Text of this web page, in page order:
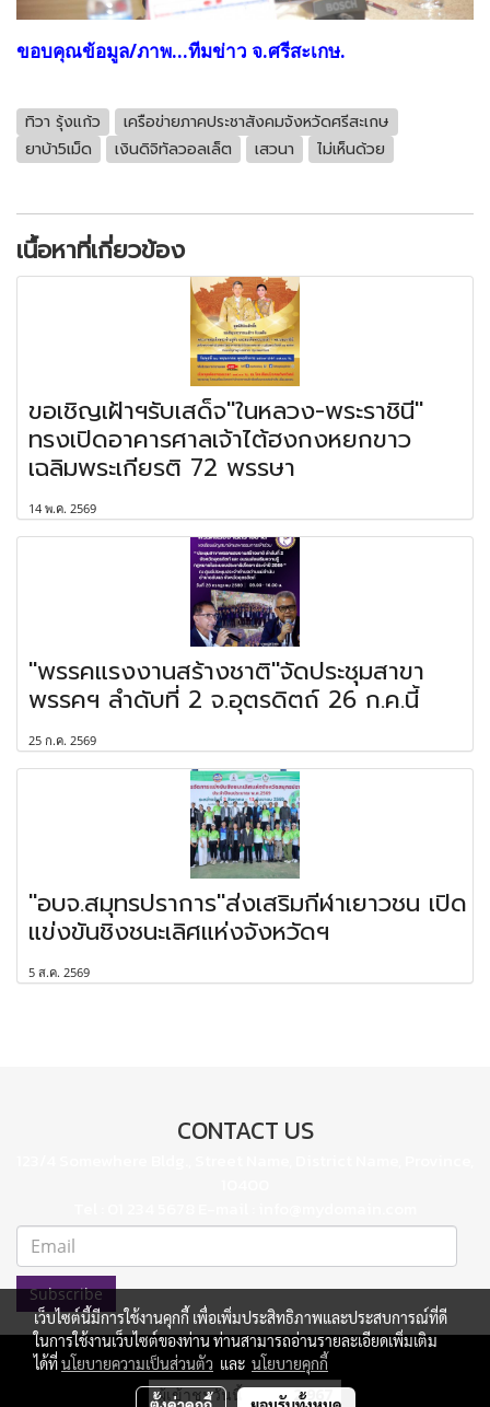
ขอบคุณข้อมูล/ภาพ...ทีมข่าว จ.ศรีสะเกษ.
ทิวา รุ้งแก้ว
เครือข่ายภาคประชาสังคมจังหวัดศรีสะเกษ
ยาบ้า5เม็ด
เงินดิจิทัลวอลเล็ต เสวนา ไม่เห็นด้วย
เนื้อหาที่เกี่ยวข้อง
ขอเชิญเฝ้าฯรับเสด็จ"ในหลวง-พระราชินี"
ทรงเปิดอาคารศาลเจ้าไต้ฮงกงหยกขาว
เฉลิมพระเกียรติ 72 พรรษา
14 พ.ค. 2569
"พรรคแรงงานสร้างชาติ"จัดประชุมสาขา
พรรคฯ ลำดับที่ 2 จ.อุตรดิตถ์ 26 ก.ค.นี้
25 ก.ค. 2569
"อบจ.สมุทรปราการ"ส่งเสริมกีฬาเยาวชน เปิด
แข่งขันชิงชนะเลิศแห่งจังหวัดฯ
5 ส.ค. 2569
CONTACT US
Subscribe
ผู้เข้าชมวันนี้ 2,967
เว็บไซต์นี้มีการใช้งานคุกกี้ เพื่อเพิ่มประสิทธิภาพและประสบการณ์ที่ดี
ในการใช้งานเว็บไซต์ของท่าน ท่านสามารถอ่านรายละเอียดเพิ่มเติม
ได้ที่นโยบายความเป็นส่วนตัว และ นโยบายคุกกี้